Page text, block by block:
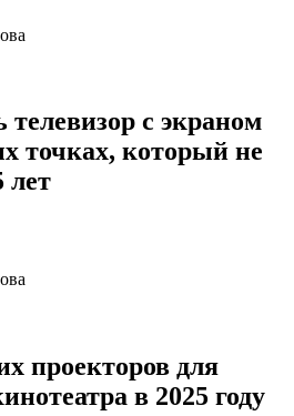
с экраном
точках, который не
лет
проекторов для
в 2025 году